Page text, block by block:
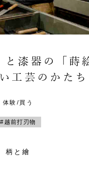
漆器の「蒔
工芸のかたち
体験/買う
#越前打刃物
柄と繪